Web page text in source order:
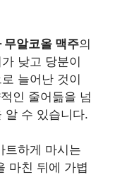
무알코올 맥주의
낮고 당분이
늘어난 것이
인 줄어듦을 넘
알 수 있습니다.
트하게 마시는
마친 뒤에 가볍